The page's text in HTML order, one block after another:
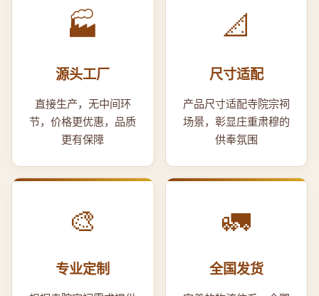
🏭
源头工厂
直接生产，无中间环
节，价格更优惠，品质
更有保障
📐
尺寸适配
产品尺寸适配寺院宗祠
场景，彰显庄重肃穆的
供奉氛围
🎨
专业定制
🚛
全国发货